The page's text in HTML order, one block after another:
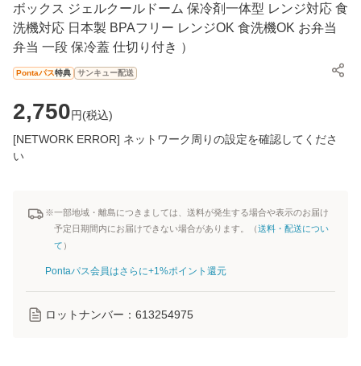
ボックス ジェルクールドーム 保冷剤一体型 レンジ対応 食
洗機対応 日本製 BPAフリー レンジOK 食洗機OK お弁当
弁当 一段 保冷蓋 仕切り付き ）
Pontaパス特典 サンキュー配送
2,750円(税込)
[NETWORK ERROR] ネットワーク周りの設定を確認してくださ
い
※一部地域・離島につきましては、送料が発生する場合や表示のお届け
予定日期間内にお届けできない場合があります。（送料・配送につい
て ）
Pontaパス会員はさらに+1%ポイント還元
ロットナンバー： 613254975